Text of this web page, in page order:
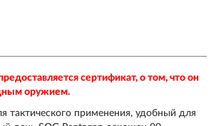
сертификат, о том, что он
оружием.
тактического применения, удобный для